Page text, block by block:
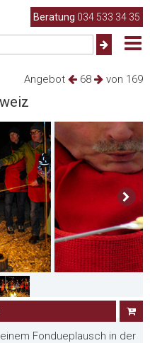
Beratung 034 533 34 35
Angebot 68 von 169
Fondueplausch in der